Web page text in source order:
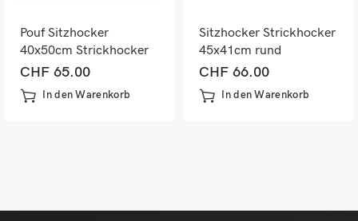
Pouf Sitzhocker
40x50cm Strickhocker
grau
CHF 65.00
In den Warenkorb
Sitzhocker Strickhocker
45x41cm rund
Makramee/Strick
dunkelgrau
CHF 66.00
In den Warenkorb